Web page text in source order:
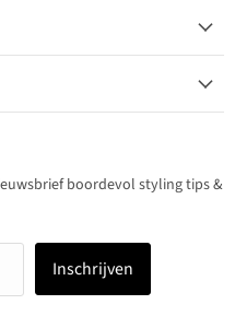
boordevol styling tips &
Inschrijven